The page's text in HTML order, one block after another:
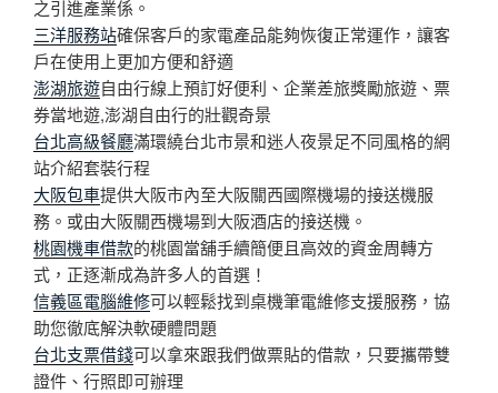
之引進產業係。
三洋服務站確保客戶的家電產品能夠恢復正常運作，讓客
戶在使用上更加方便和舒適
澎湖旅遊自由行線上預訂好便利、企業差旅獎勵旅遊、票
券當地遊,澎湖自由行的壯觀奇景
台北高級餐廳滿環繞台北市景和迷人夜景足不同風格的網
站介紹套裝行程
大阪包車提供大阪市內至大阪關西國際機場的接送機服
務。或由大阪關西機場到大阪酒店的接送機。
桃園機車借款的桃園當舖手續簡便且高效的資金周轉方
式，正逐漸成為許多人的首選！
信義區電腦維修可以輕鬆找到桌機筆電維修支援服務，協
助您徹底解決軟硬體問題
台北支票借錢可以拿來跟我們做票貼的借款，只要攜帶雙
證件、行照即可辦理